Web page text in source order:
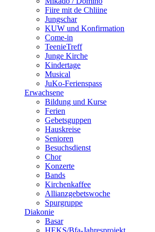
Fiire mit de Chliine
Jungschar
KUW und Konfirmation
Come-in
TeenieTreff
Junge Kirche
Kindertage
Musical
JuKo-Ferienspass
Erwachsene
Bildung und Kurse
Ferien
Gebetsguppen
Hauskreise
Senioren
Besuchsdienst
Chor
Konzerte
Bands
Kirchenkaffee
Allianzgebetswoche
Spurgruppe
Diakonie
Basar
HEKS/Bfa-Jahresprojekt